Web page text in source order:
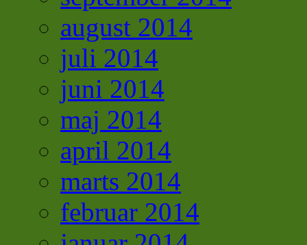
august 2014
juli 2014
juni 2014
maj 2014
april 2014
marts 2014
februar 2014